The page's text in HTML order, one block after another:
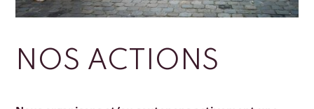
NOS ACTIONS